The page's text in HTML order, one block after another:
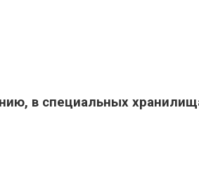
в специальных